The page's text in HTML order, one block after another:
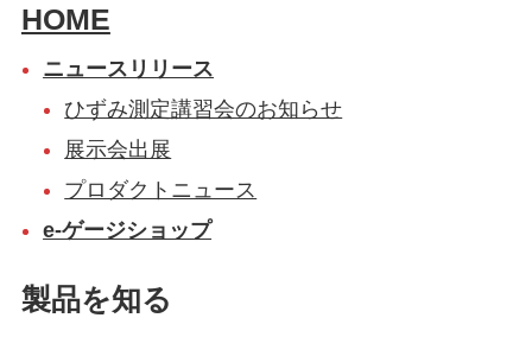
HOME
ニュースリリース
ひずみ測定講習会のお知らせ
展示会出展
プロダクトニュース
e-ゲージショップ
製品を知る